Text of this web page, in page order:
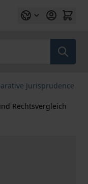
Jurisprudence
Rechtsvergleich